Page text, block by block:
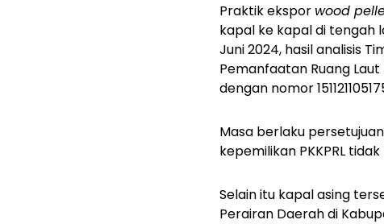
Praktik ekspor wood
kapal ke kapal di tengah
Juni 2024, hasil analisis
Pemanfaatan Ruang
dengan nomor
Masa berlaku
kepemilikan PKKPRL
Selain itu kapal asing
Perairan Daerah di